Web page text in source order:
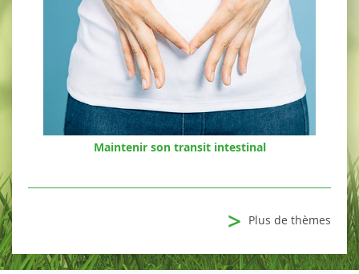
Maintenir son transit intestinal
> Plus de thèmes